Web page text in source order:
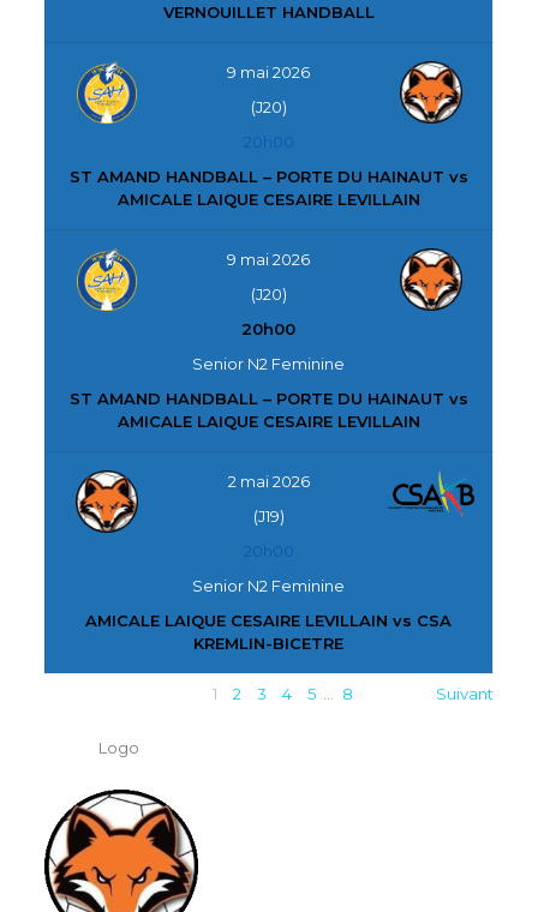
VERNOUILLET HANDBALL
9 mai 2026
(J20)
20h00
ST AMAND HANDBALL – PORTE DU HAINAUT vs
AMICALE LAIQUE CESAIRE LEVILLAIN
9 mai 2026
(J20)
20h00
Senior N2 Feminine
ST AMAND HANDBALL – PORTE DU HAINAUT vs
AMICALE LAIQUE CESAIRE LEVILLAIN
2 mai 2026
(J19)
20h00
Senior N2 Feminine
AMICALE LAIQUE CESAIRE LEVILLAIN vs CSA
KREMLIN-BICETRE
1 2 3 4 5 8 Suivant
Logo